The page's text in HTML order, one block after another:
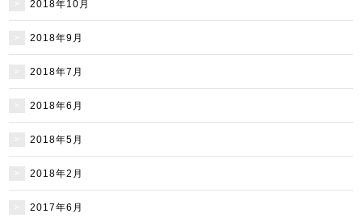
2018年10月
2018年9月
2018年7月
2018年6月
2018年5月
2018年2月
2017年6月